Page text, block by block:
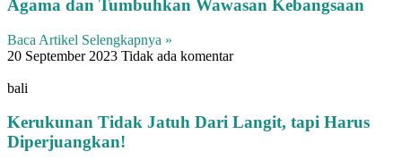
Agama dan Tumbuhkan Wawasan Kebangsaan
Baca Artikel Selengkapnya »
20 September 2023 Tidak ada komentar
bali
Kerukunan Tidak Jatuh Dari Langit, tapi Harus
Diperjuangkan!